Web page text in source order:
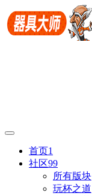
首页1
社区99
所有版块
玩杯之道